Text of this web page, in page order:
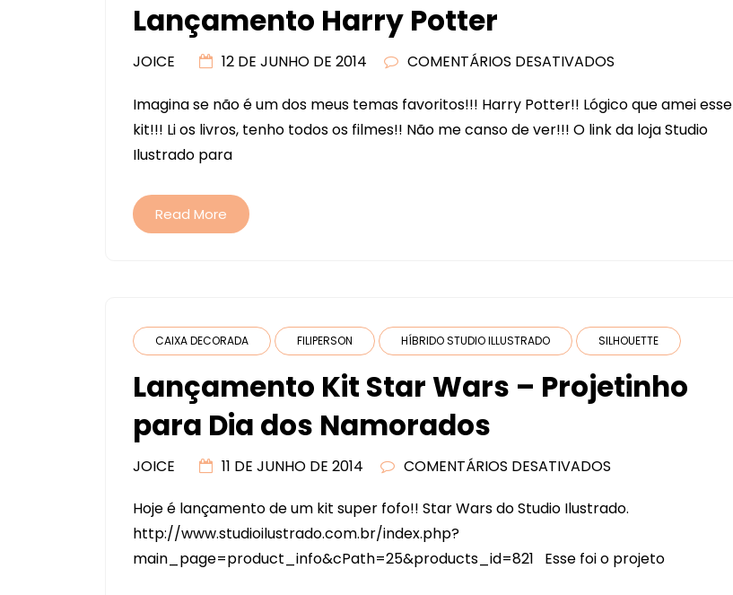
Lançamento Harry Potter
JOICE 12 DE JUNHO DE 2014 COMENTÁRIOS DESATIVADOS
HARRY
POTTER
Imagina se não é um dos meus temas favoritos!!! Harry Potter!! Lógico que amei esse
kit!!! Li os livros, tenho todos os filmes!! Não me canso de ver!!! O link da loja Studio
Ilustrado para
Read More
CAIXA DECORADA FILIPERSON HÍBRIDO STUDIO ILLUSTRADO SILHOUETTE
Lançamento Kit Star Wars – Projetinho
para Dia dos Namorados
JOICE 11 DE JUNHO DE 2014 COMENTÁRIOS DESATIVADOS
KIT
WARS
Hoje é lançamento de um kit super fofo!! Star Wars do Studio Ilustrado.
http://www.studioilustrado.com.br/index.php?
main_page=product_info&cPath=25&products_id=821 Esse foi o projeto